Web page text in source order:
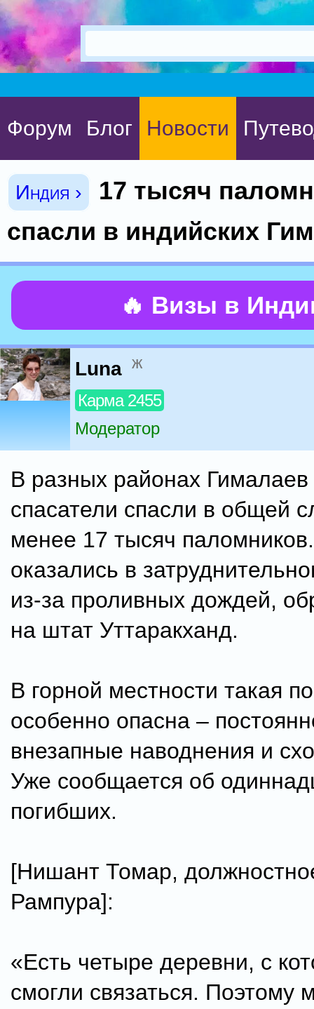
Форум Блог Новости
Индия ›
17 тысяч
спасли в индийских
🔥 Визы в
Luna ж
Карма 2455
Модератор
В разных районах Гималаев
спасатели спасли в общей
менее 17 тысяч
оказались в
из-за проливных дождей,
на штат Уттаракханд.
В горной местности такая
особенно опасна –
внезапные наводнения и
Уже сообщается об
погибших.
[Нишант Томар,
Рампура]:
«Есть четыре деревни, с
смогли связаться. Поэтому